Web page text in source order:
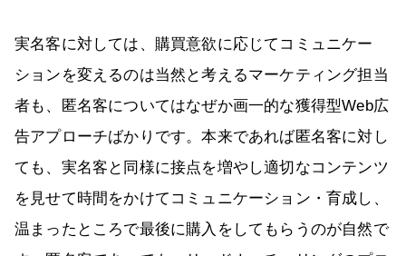
実名客に対しては、購買意欲に応じてコミュニケー
ションを変えるのは当然と考えるマーケティング担当
者も、匿名客についてはなぜか画一的な獲得型Web広
告アプローチばかりです。本来であれば匿名客に対し
ても、実名客と同様に接点を増やし適切なコンテンツ
を見せて時間をかけてコミュニケーション・育成し、
温まったところで最後に購入をしてもらうのが自然で